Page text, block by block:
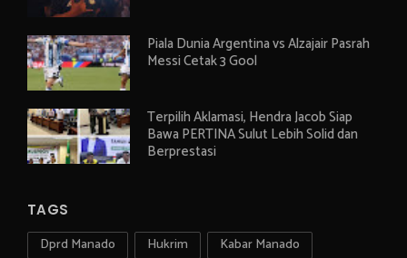
Piala Dunia Argentina vs Alzajair Pasrah
Messi Cetak 3 Gool
Terpilih Aklamasi, Hendra Jacob Siap
Bawa PERTINA Sulut Lebih Solid dan
Berprestasi
TAGS
Dprd Manado Hukrim
Kabar Manado